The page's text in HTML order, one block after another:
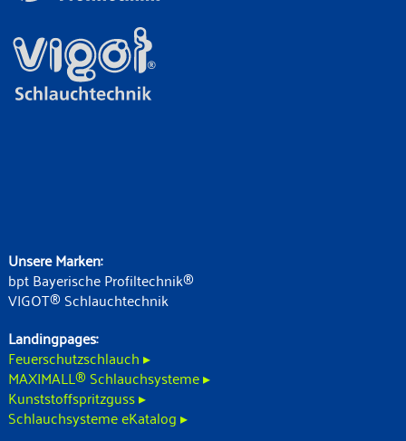
Unsere Marken:
bpt Bayerische Profiltechnik®
VIGOT® Schlauchtechnik
Landingpages:
Feuerschutzschlauch ▸
MAXIMALL® Schlauchsysteme ▸
Kunststoffspritzguss ▸
Schlauchsysteme eKatalog ▸